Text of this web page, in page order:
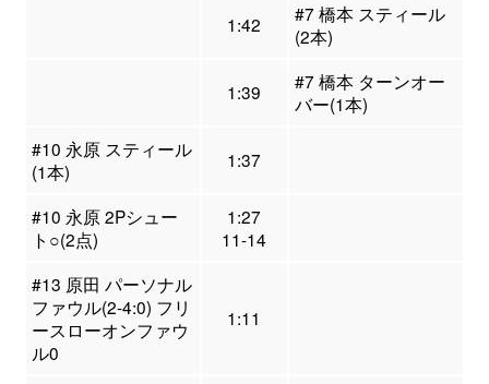
1:42
#7 橋本 スティール
(2本)
1:39
#7 橋本 ターンオー
バー(1本)
#10 永原 スティール
(1本)
1:37
#10 永原 2Pシュー
ト○(2点)
1:27
11-14
#13 原田 パーソナル
ファウル(2-4:0) フリ
ースローオンファウ
ル0
1:11